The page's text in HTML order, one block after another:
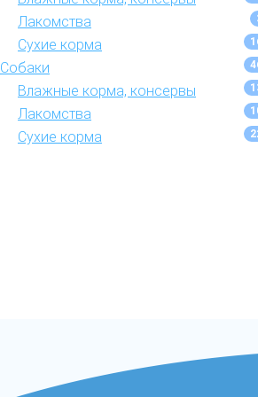
Лакомства
Сухие корма
Собаки
Влажные корма, консервы
Лакомства
Сухие корма